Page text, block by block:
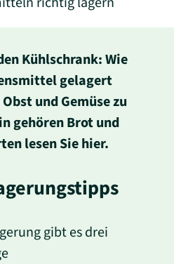
Kühlschrank: Wie
gelagert
und Gemüse zu
gehören Brot und
lesen Sie hier.
gibt es drei